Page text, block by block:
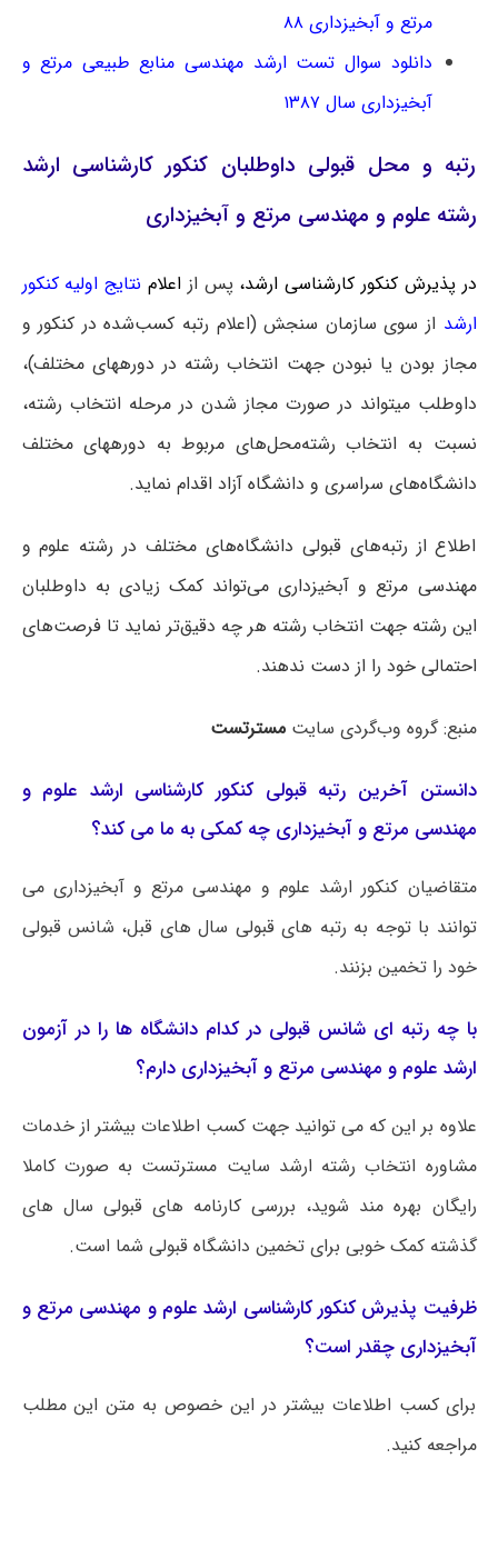
مرتع و آبخیزداری ۸۸
دانلود سوال تست ارشد مهندسی منابع طبیعی مرتع و
آبخیزداری سال ۱۳۸۷
رتبه و محل قبولی داوطلبان کنکور کارشناسی ارشد
رشته علوم و مهندسی مرتع و آبخیزداری
در پذیرش کنکور کارشناسی ارشد، پس ازاعلام نتایج اولیه کنکور
ارشد از سوی سازمان سنجش(اعلام رتبه کسب‌شده در کنکور و
مجاز بودن یا نبودن جهت انتخاب رشته در دوره‎های مختلف)،
داوطلب می‎تواند در صورت مجاز شدن در مرحله انتخاب رشته،
نسبت به انتخاب رشته‌محل‌های مربوط به دوره‎های مختلف
دانشگاه‌های سراسری و دانشگاه آزاد اقدام نماید.
اطلاع از رتبه‌های قبولی دانشگاه‌های مختلف در رشته علوم و
مهندسی مرتع و آبخیزداری می‌تواند کمک زیادی به داوطلبان
این رشته جهت انتخاب رشته هر چه دقیق‌تر نماید تا فرصت‌های
احتمالی خود را از دست ندهند.
منبع: گروه وب‌گردی سایتمسترتست
دانستن آخرین رتبه قبولی کنکور کارشناسی ارشد علوم و
مهندسی مرتع و آبخیزداری چه کمکی به ما می کند؟
متقاضیان کنکور ارشد علوم و مهندسی مرتع و آبخیزداری می
توانند با توجه به رتبه های قبولی سال های قبل، شانس قبولی
خود را تخمین بزنند.
با چه رتبه ای شانس قبولی در کدام دانشگاه ها را در آزمون
ارشد علوم و مهندسی مرتع و آبخیزداری دارم؟
علاوه بر این که می توانید جهت کسب اطلاعات بیشتر از خدمات
مشاوره انتخاب رشته ارشد سایت مسترتست به صورت کاملا
رایگان بهره مند شوید، بررسی کارنامه های قبولی سال های
گذشته کمک خوبی برای تخمین دانشگاه قبولی شما است.
ظرفیت پذیرش کنکور کارشناسی ارشد علوم و مهندسی مرتع و
آبخیزداری چقدر است؟
برای کسب اطلاعات بیشتر در این خصوص به متن این مطلب
مراجعه کنید.